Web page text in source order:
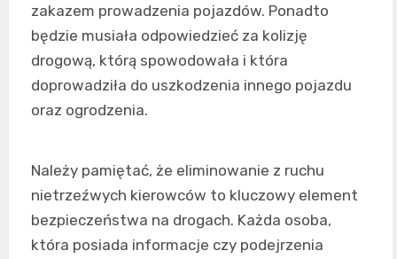
zakazem prowadzenia pojazdów. Ponadto
będzie musiała odpowiedzieć za kolizję
drogową, którą spowodowała i która
doprowadziła do uszkodzenia innego pojazdu
oraz ogrodzenia.
Należy pamiętać, że eliminowanie z ruchu
nietrzeźwych kierowców to kluczowy element
bezpieczeństwa na drogach. Każda osoba,
która posiada informacje czy podejrzenia